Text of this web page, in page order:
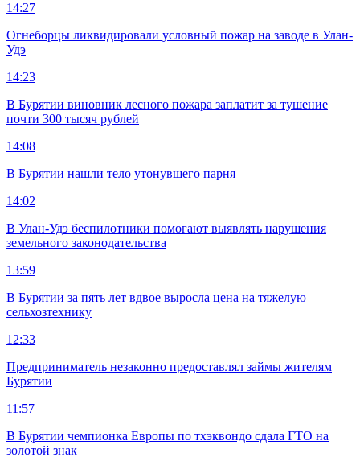
14:27
Огнеборцы ликвидировали условный пожар на заводе в Улан-
Удэ
14:23
В Бурятии виновник лесного пожара заплатит за тушение
почти 300 тысяч рублей
14:08
В Бурятии нашли тело утонувшего парня
14:02
В Улан-Удэ беспилотники помогают выявлять нарушения
земельного законодательства
13:59
В Бурятии за пять лет вдвое выросла цена на тяжелую
сельхозтехнику
12:33
Предприниматель незаконно предоставлял займы жителям
Бурятии
11:57
В Бурятии чемпионка Европы по тхэквондо сдала ГТО на
золотой знак